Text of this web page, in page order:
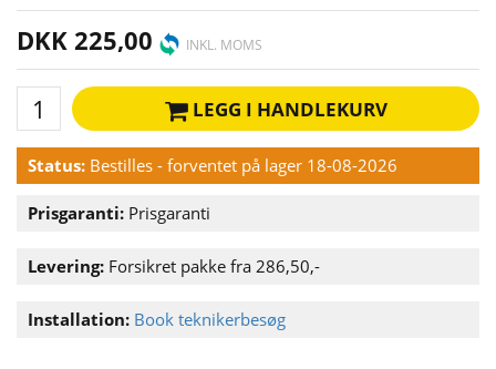
DKK 225,00 INKL. MOMS
LEGG I HANDLEKURV
Status: Bestilles - forventet på lager 18-08-2026
Prisgaranti: Prisgaranti
Levering: Forsikret pakke fra 286,50,-
Installation: Book teknikerbesøg